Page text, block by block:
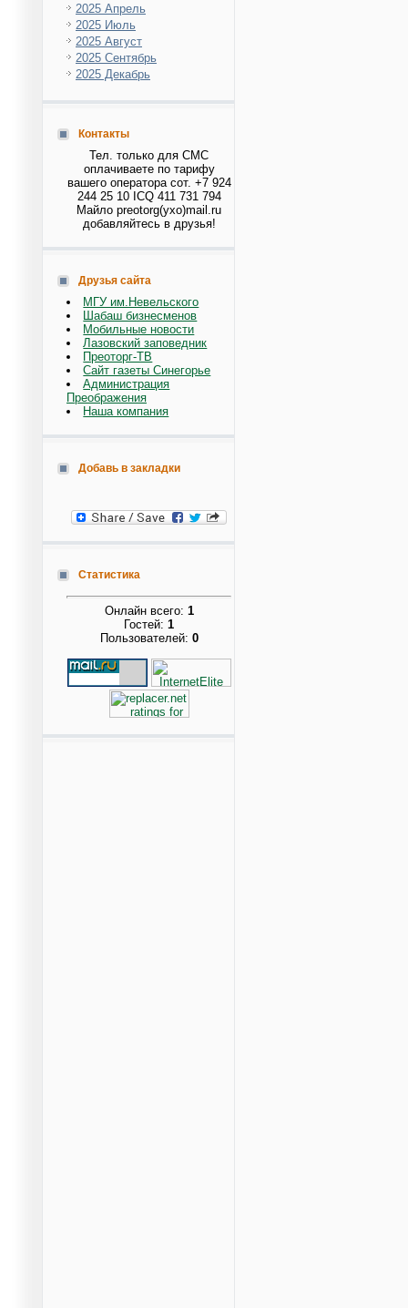
2025 Апрель
2025 Июль
2025 Август
2025 Сентябрь
2025 Декабрь
Контакты
Тел. только для СМС
оплачиваете по тарифу
вашего оператора сот. +7 924
244 25 10 ICQ 411 731 794
Майло preotorg(ухо)mail.ru
добавляйтесь в друзья!
Друзья сайта
МГУ им.Невельского
Шабаш бизнесменов
Мобильные новости
Лазовский заповедник
Преоторг-ТВ
Сайт газеты Синегорье
Администрация
Преображения
Наша компания
Добавь в закладки
Статистика
Онлайн всего: 1
Гостей: 1
Пользователей: 0